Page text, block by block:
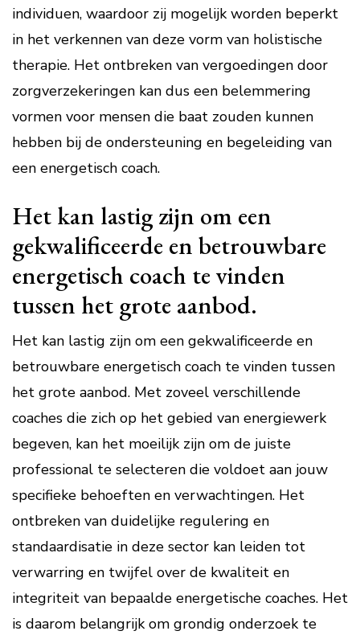
individuen, waardoor zij mogelijk worden beperkt
in het verkennen van deze vorm van holistische
therapie. Het ontbreken van vergoedingen door
zorgverzekeringen kan dus een belemmering
vormen voor mensen die baat zouden kunnen
hebben bij de ondersteuning en begeleiding van
een energetisch coach.
Het kan lastig zijn om een
gekwalificeerde en betrouwbare
energetisch coach te vinden
tussen het grote aanbod.
Het kan lastig zijn om een gekwalificeerde en
betrouwbare energetisch coach te vinden tussen
het grote aanbod. Met zoveel verschillende
coaches die zich op het gebied van energiewerk
begeven, kan het moeilijk zijn om de juiste
professional te selecteren die voldoet aan jouw
specifieke behoeften en verwachtingen. Het
ontbreken van duidelijke regulering en
standaardisatie in deze sector kan leiden tot
verwarring en twijfel over de kwaliteit en
integriteit van bepaalde energetische coaches. Het
is daarom belangrijk om grondig onderzoek te